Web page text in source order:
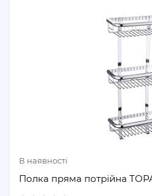
В наявності
Полка пряма потрійна